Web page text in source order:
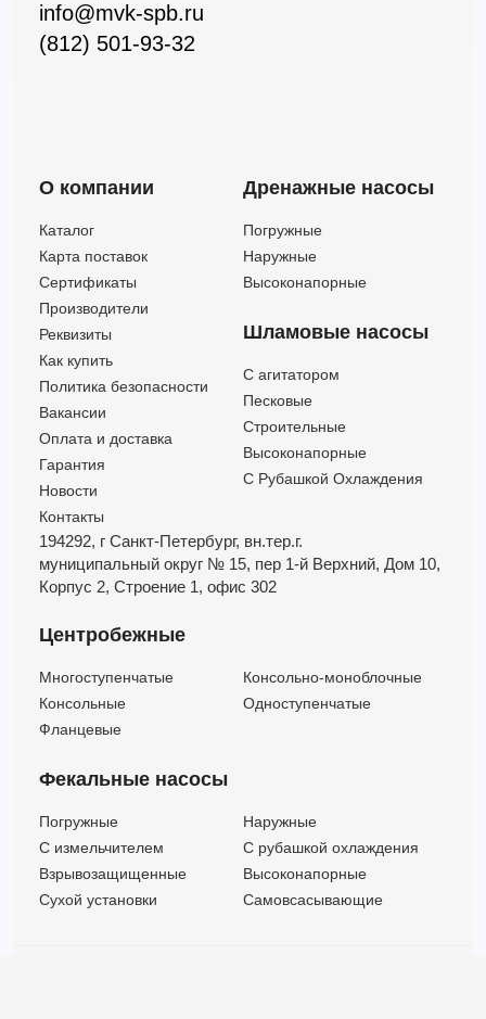
info@mvk-spb.ru
(812) 501-93-32
О компании
Каталог
Карта поставок
Сертификаты
Производители
Реквизиты
Как купить
Политика безопасности
Вакансии
Оплата и доставка
Гарантия
Новости
Контакты
Дренажные насосы
Погружные
Наружные
Высоконапорные
Шламовые насосы
C агитатором
Песковые
Строительные
Высоконапорные
С Рубашкой Охлаждения
194292, г Санкт-Петербург, вн.тер.г.
муниципальный округ № 15, пер 1-й Верхний, Дом 10,
Корпус 2, Строение 1, офис 302
Центробежные
Многоступенчатые
Консольно-моноблочные
Консольные
Одноступенчатые
Фланцевые
Фекальные насосы
Погружные
Наружные
C измельчителем
С рубашкой охлаждения
Взрывозащищенные
Высоконапорные
Сухой установки
Самовсасывающие